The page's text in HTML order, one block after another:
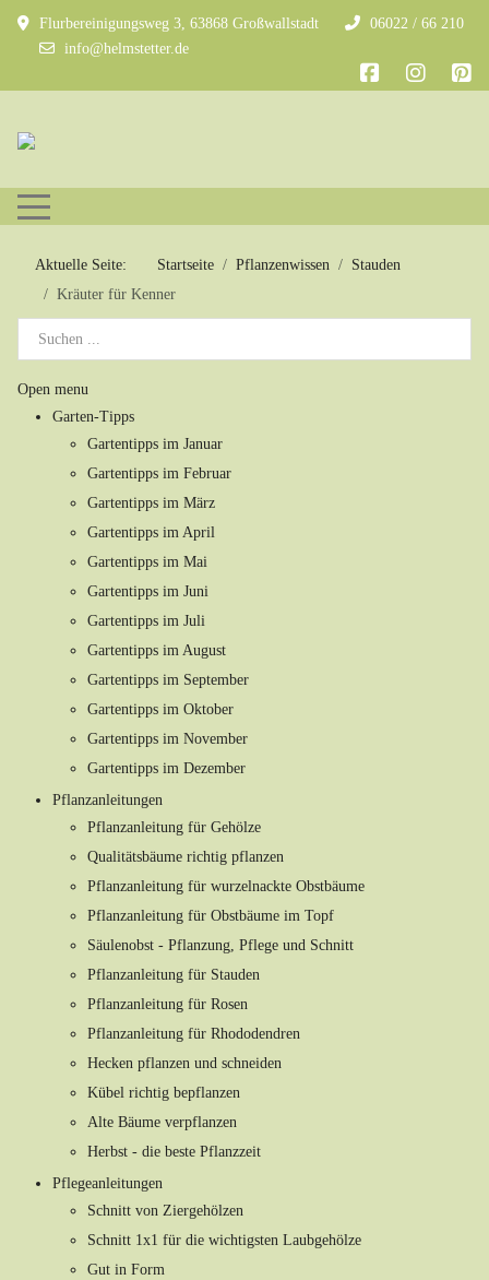
Flurbereinigungsweg 3, 63868 Großwallstadt
06022 / 66 210
info@helmstetter.de
Mobile Menu Toggle
Aktuelle Seite: Startseite Pflanzenwissen
Stauden
Kräuter für Kenner
Open menu
Garten-Tipps
Gartentipps im Januar
Gartentipps im Februar
Gartentipps im März
Gartentipps im April
Gartentipps im Mai
Gartentipps im Juni
Gartentipps im Juli
Gartentipps im August
Gartentipps im September
Gartentipps im Oktober
Gartentipps im November
Gartentipps im Dezember
Pflanzanleitungen
Pflanzanleitung für Gehölze
Qualitätsbäume richtig pflanzen
Pflanzanleitung für wurzelnackte Obstbäume
Pflanzanleitung für Obstbäume im Topf
Säulenobst - Pflanzung, Pflege und Schnitt
Pflanzanleitung für Stauden
Pflanzanleitung für Rosen
Pflanzanleitung für Rhododendren
Hecken pflanzen und schneiden
Kübel richtig bepflanzen
Alte Bäume verpflanzen
Herbst - die beste Pflanzzeit
Pflegeanleitungen
Schnitt von Ziergehölzen
Schnitt 1x1 für die wichtigsten Laubgehölze
Gut in Form